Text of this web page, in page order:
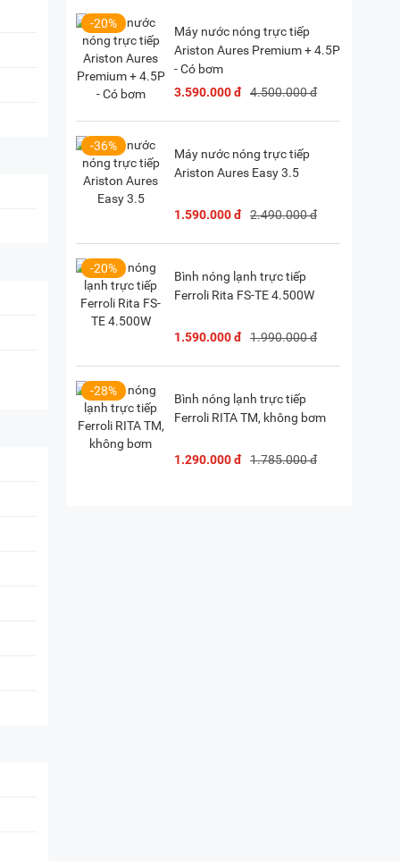
Chỉ đường)
Vườn Lài, TP. HCM( Chỉ đường)
-20%
Máy nước nóng trực tiếp
Ariston Aures Premium + 4.5P
- Có bơm
3.590.000 đ
4.500.000 đ
-36%
Máy nước nóng trực tiếp
Ariston Aures Easy 3.5
1.590.000 đ 2.490.000 đ
-20%
Bình nóng lạnh trực tiếp
Ferroli Rita FS-TE 4.500W
1.590.000 đ 1.990.000 đ
-28%
Bình nóng lạnh trực tiếp
Ferroli RITA TM, không bơm
1.290.000 đ 1.785.000 đ